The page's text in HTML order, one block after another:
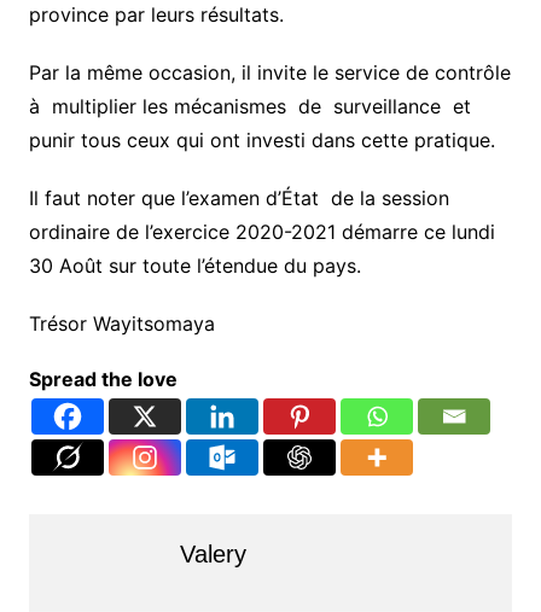
province par leurs résultats.
Par la même occasion, il invite le service de contrôle
à multiplier les mécanismes de surveillance et
punir tous ceux qui ont investi dans cette pratique.
Il faut noter que l’examen d’État de la session
ordinaire de l’exercice 2020-2021 démarre ce lundi
30 Août sur toute l’étendue du pays.
Trésor Wayitsomaya
Spread the love
Valery